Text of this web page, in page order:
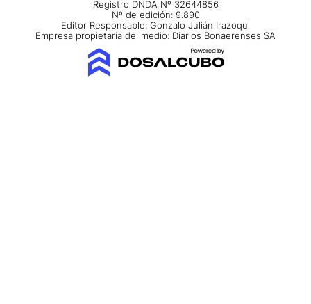
Registro DNDA Nº 32644856
Nº de edición: 9.890
Editor Responsable: Gonzalo Julián Irazoqui
Empresa propietaria del medio: Diarios Bonaerenses SA